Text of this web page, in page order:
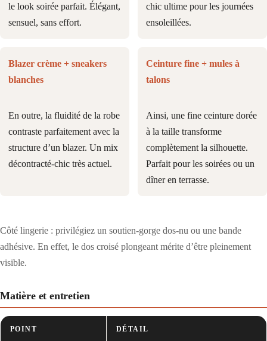
le look soirée parfait. Élégant,
sensuel, sans effort.
chic ultime pour les journées
ensoleillées.
Blazer crème + sneakers
blanches
En outre, la fluidité de la robe
contraste parfaitement avec la
structure d’un blazer. Un mix
décontracté-chic très actuel.
Ceinture fine + mules à
talons
Ainsi, une fine ceinture dorée
à la taille transforme
complètement la silhouette.
Parfait pour les soirées ou un
dîner en terrasse.
Côté lingerie : privilégiez un soutien-gorge dos-nu ou une bande
adhésive. En effet, le dos croisé plongeant mérite d’être pleinement
visible.
Matière et entretien
POINT DÉTAIL